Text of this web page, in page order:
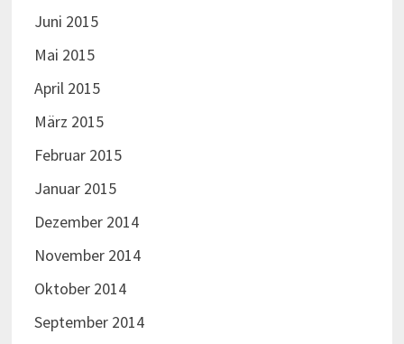
Juni 2015
Mai 2015
April 2015
März 2015
Februar 2015
Januar 2015
Dezember 2014
November 2014
Oktober 2014
September 2014